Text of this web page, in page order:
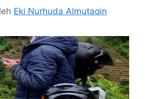
Eki Nurhuda Almutaqin